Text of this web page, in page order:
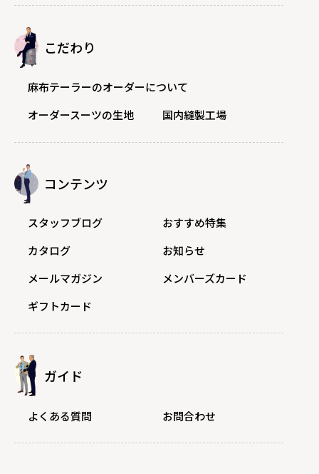
こだわり
麻布テーラーのオーダーについて
オーダースーツの生地
国内縫製工場
コンテンツ
スタッフブログ
おすすめ特集
カタログ
お知らせ
メールマガジン
メンバーズカード
ギフトカード
ガイド
よくある質問 お問合わせ